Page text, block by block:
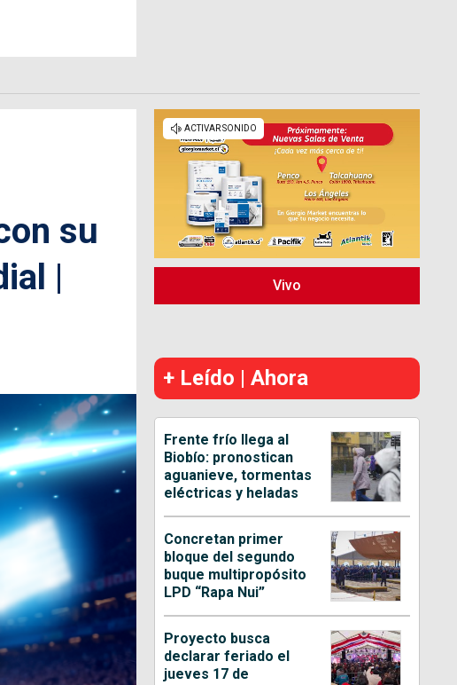
su
|
Vivo
+ Leído | Ahora
Frente frío llega al
Biobío: pronostican
aguanieve, tormentas
eléctricas y heladas
Concretan primer
bloque del segundo
buque multipropósito
LPD “Rapa Nui”
Proyecto busca
declarar feriado el
jueves 17 de